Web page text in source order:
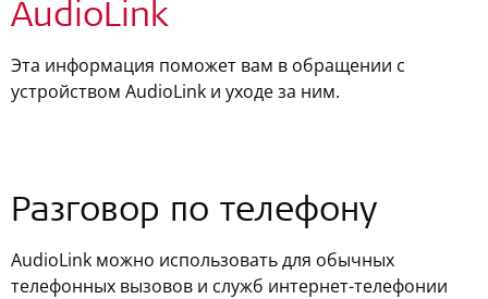
AudioLink
Эта информация поможет вам в обращении с
устройством AudioLink и уходе за ним.
Разговор по телефону
AudioLink можно использовать для обычных
телефонных вызовов и служб интернет-телефонии